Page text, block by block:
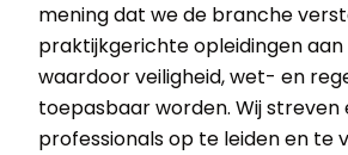
mening dat we de branche
praktijkgerichte opleidingen
waardoor veiligheid, wet- en
toepasbaar worden. Wij streven
professionals op te leiden en te